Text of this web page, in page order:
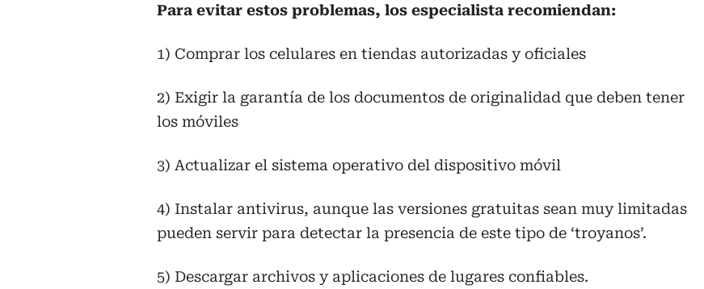
Para evitar estos problemas, los especialista recomiendan:
1) Comprar los celulares en tiendas autorizadas y oficiales
2) Exigir la garantía de los documentos de originalidad que deben tener
los móviles
3) Actualizar el sistema operativo del dispositivo móvil
4) Instalar antivirus, aunque las versiones gratuitas sean muy limitadas
pueden servir para detectar la presencia de este tipo de ‘troyanos’.
5) Descargar archivos y aplicaciones de lugares confiables.